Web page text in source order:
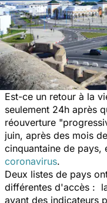
Est-ce un retour à la
seulement 24h après
réouverture "
juin, après des mois
cinquantaine de pays,
coronavirus.
Deux listes de pays
différentes d'accès :
ayant des indicateurs